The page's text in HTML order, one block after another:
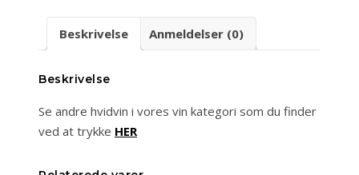
Pinot
antal
Beskrivelse Anmeldelser (0)
Beskrivelse
Se andre hvidvin i vores vin kategori som du finder
ved at trykke HER